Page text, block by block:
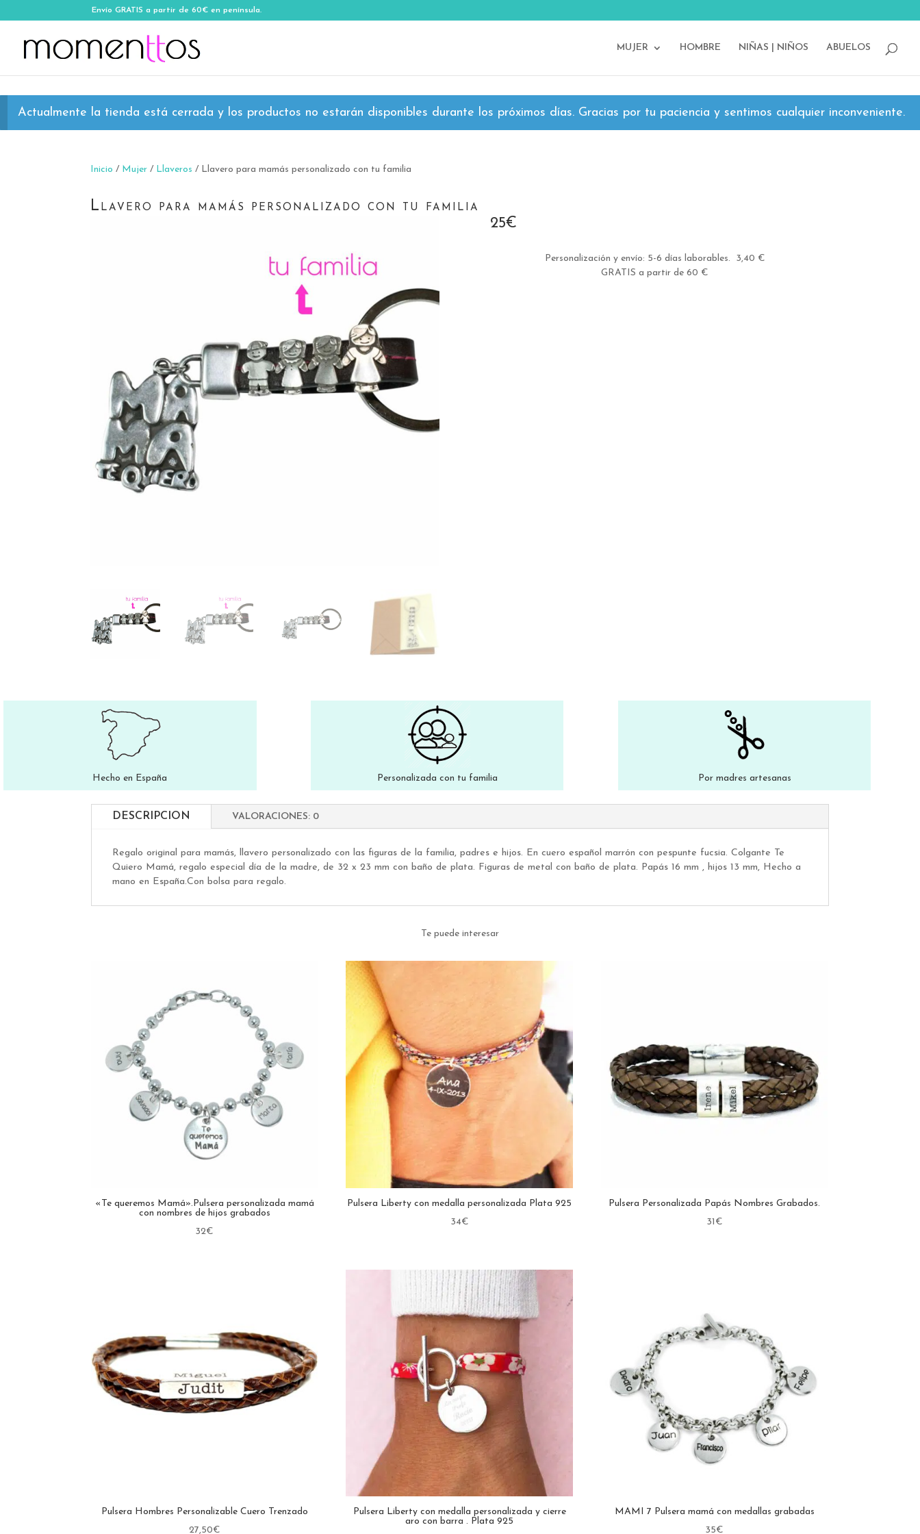
Envío GRATIS a partir de 60€ en península.
MUJER HOMBRE NIÑAS | NIÑOS ABUELOS
Actualmente la tienda está cerrada y los productos no estarán disponibles durante los próximos días. Gracias por tu paciencia y sentimos cualquier inconveniente.
Inicio / Mujer / Llaveros / Llavero para mamás personalizado con tu familia
Llavero para mamás personalizado con tu familia
25€
Personalización y envío: 5-6 días laborables. 3,40 €
GRATIS a partir de 60 €
Hecho en España Personalizada con tu familia Por madres artesanas
DESCRIPCION VALORACIONES: 0
Regalo original para mamás, llavero personalizado con las figuras de la familia, padres e hijos. En cuero español marrón con pespunte fucsia. Colgante Te
Quiero Mamá, regalo especial día de la madre, de 32 x 23 mm con baño de plata. Figuras de metal con baño de plata. Papás 16 mm , hijos 13 mm, Hecho a
mano en España.Con bolsa para regalo.
Te puede interesar
«Te queremos Mamá».Pulsera personalizada mamá
con nombres de hijos grabados
32€
Pulsera Liberty con medalla personalizada Plata 925
34€
Pulsera Personalizada Papás Nombres Grabados.
31 €
Pulsera Hombres Personalizable Cuero Trenzado
27,50€
Pulsera Liberty con medalla personalizada y cierre
aro con barra . Plata 925
MAMI 7 Pulsera mamá con medallas grabadas
35€